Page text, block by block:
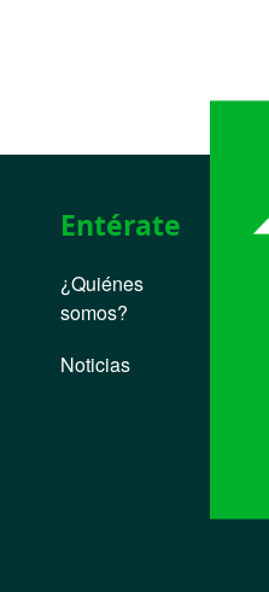
Entérate
¿Quiénes
somos?
Noticias